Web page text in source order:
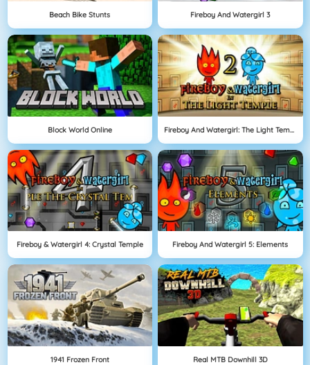
Beach Bike Stunts Fireboy And Watergirl 3
Block World Online Fireboy And Watergirl: The Light Temple
Fireboy & Watergirl 4: Crystal Temple Fireboy And Watergirl 5: Elements
1941 Frozen Front Real MTB Downhill 3D